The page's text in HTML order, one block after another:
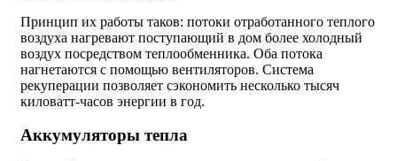
Принцип их работы таков: потоки отработанного теплого
воздуха нагревают поступающий в дом более холодный
воздух посредством теплообменника. Оба потока
нагнетаются с помощью вентиляторов. Система
рекуперации позволяет сэкономить несколько тысяч
киловатт-часов энергии в год.
Аккумуляторы тепла